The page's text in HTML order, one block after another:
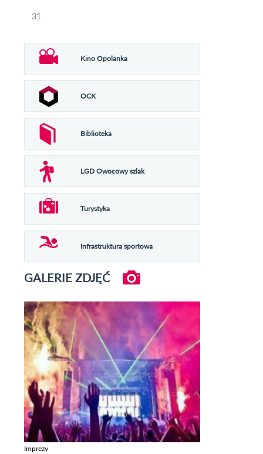
31
Kino Opolanka
OCK
Biblioteka
LGD Owocowy szlak
Turystyka
Infrastruktura sportowa
GALERIE ZDJĘĆ
Imprezy